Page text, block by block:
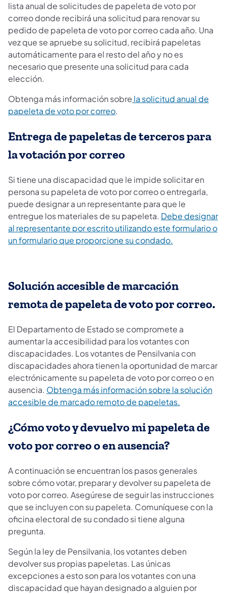
lista anual de solicitudes de papeleta de voto por
correo donde recibirá una solicitud para renovar su
pedido de papeleta de voto por correo cada año. Una
vez que se apruebe su solicitud, recibirá papeletas
automáticamente para el resto del año y no es
necesario que presente una solicitud para cada
elección.
Obtenga más información sobre la solicitud anual de
papeleta de voto por correo.
Entrega de papeletas de terceros para
la votación por correo
Si tiene una discapacidad que le impide solicitar en
persona su papeleta de voto por correo o entregarla,
puede designar a un representante para que le
entregue los materiales de su papeleta. Debe designar
al representante por escrito utilizando este formulario o
un formulario que proporcione su condado.
Solución accesible de marcación
remota de papeleta de voto por correo.
El Departamento de Estado se compromete a
aumentar la accesibilidad para los votantes con
discapacidades. Los votantes de Pensilvania con
discapacidades ahora tienen la oportunidad de marcar
electrónicamente su papeleta de voto por correo o en
ausencia. Obtenga más información sobre la solución
accesible de marcado remoto de papeletas.
¿Cómo voto y devuelvo mi papeleta de
voto por correo o en ausencia?
A continuación se encuentran los pasos generales
sobre cómo votar, preparar y devolver su papeleta de
voto por correo. Asegúrese de seguir las instrucciones
que se incluyen con su papeleta. Comuníquese con la
oficina electoral de su condado si tiene alguna
pregunta.
Según la ley de Pensilvania, los votantes deben
devolver sus propias papeletas. Las únicas
excepciones a esto son para los votantes con una
discapacidad que hayan designado a alguien por